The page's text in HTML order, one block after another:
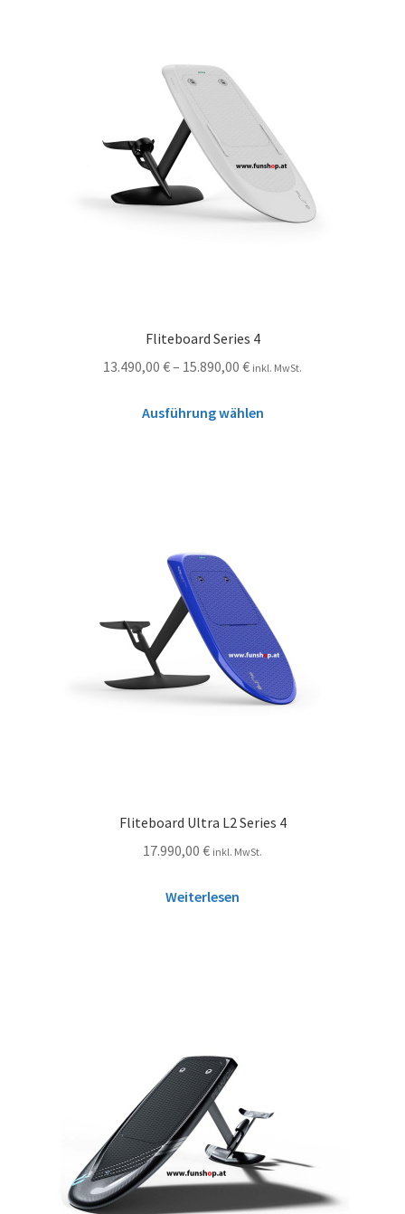
Fliteboard Series 4
13.490,00 €– 15.890,00 € inkl. MwSt.
Ausführung wählen
Fliteboard Ultra L2 Series 4
17.990,00 € inkl. MwSt.
Weiterlesen